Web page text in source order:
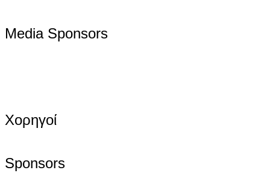
Media Sponsors
Χορηγοί
Sponsors